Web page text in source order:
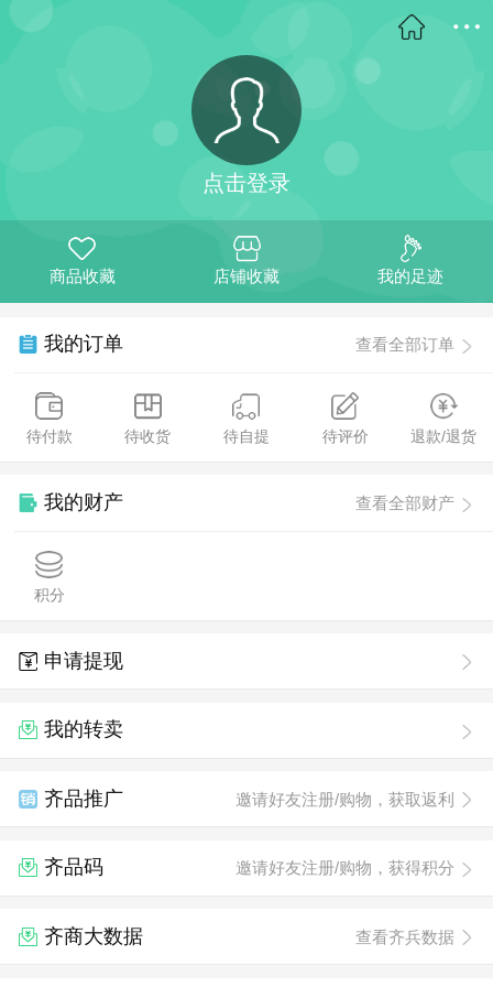
点击登录
商品收藏 店铺收藏 我的足迹
我的订单 查看全部订单
待付款 待收货 待自提 待评价 退款/退货
我的财产 查看全部财产
积分
申请提现
我的转卖
齐品推广 邀请好友注册/购物，获取返利
齐品码 邀请好友注册/购物，获得积分
齐商大数据 查看齐兵数据